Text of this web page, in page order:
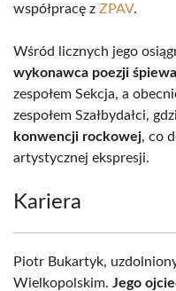
współpracę z ZPAV.
Wśród licznych jego
wykonawca poezji
zespołem Sekcja, a
zespołem Szałbydałci,
konwencji rockowej, co
artystycznej ekspresji.
Kariera
Piotr Bukartyk,
Wielkopolskim. Jego